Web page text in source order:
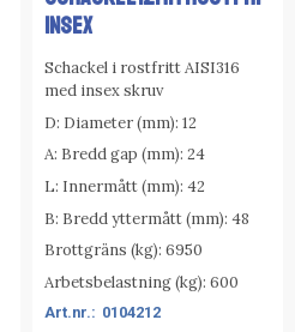
INSEX
Schackel i rostfritt AISI316
med insex skruv
D: Diameter (mm): 12
A: Bredd gap (mm): 24
L: Innermått (mm): 42
B: Bredd yttermått (mm): 48
Brottgräns (kg): 6950
Arbetsbelastning (kg): 600
0104212